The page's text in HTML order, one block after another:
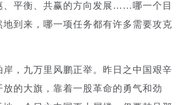
、平衡、共赢的方向发展……哪一个目
到来，哪一项任务都有许多需要攻克
九万里风鹏正举。昨日之中国艰辛
的大旗，靠着一股革命的勇气和劲